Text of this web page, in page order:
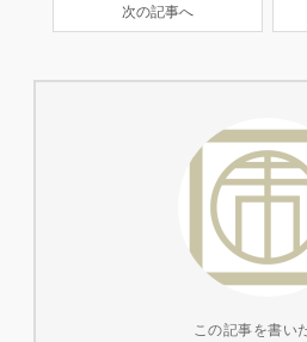
次の記事へ
この記事を書い